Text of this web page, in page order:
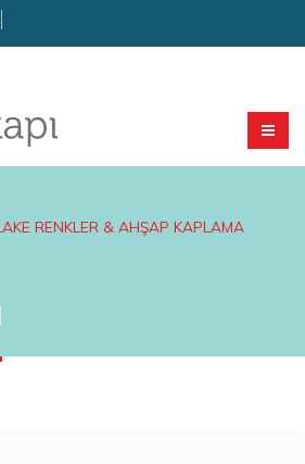
RENKLER & AHŞAP KAPLAMA